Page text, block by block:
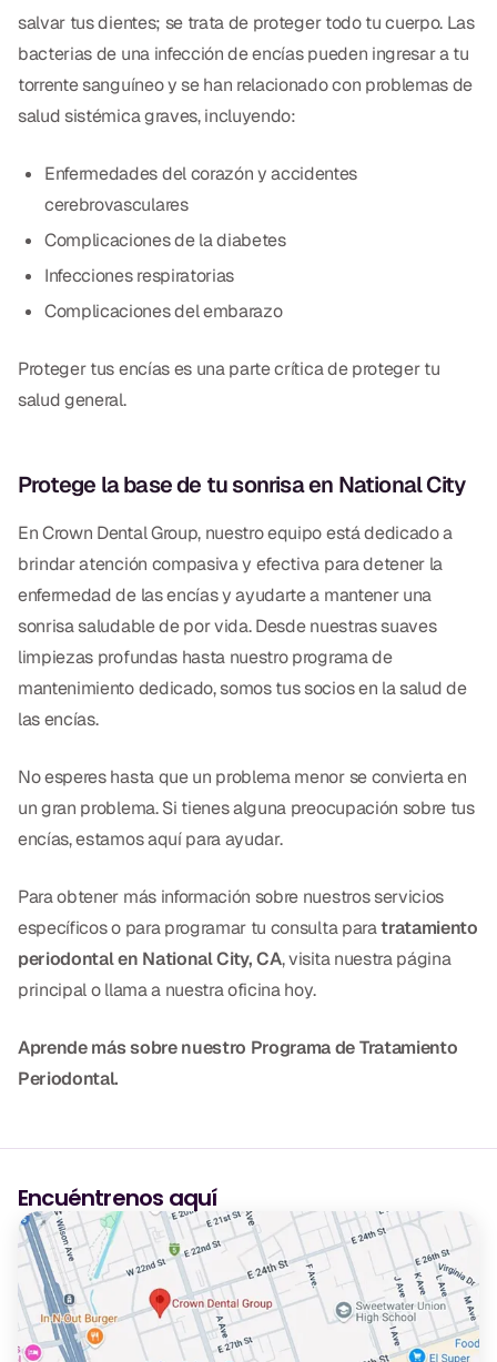
salvar tus dientes; se trata de proteger todo tu cuerpo. Las
bacterias de una infección de encías pueden ingresar a tu
torrente sanguíneo y se han relacionado con problemas de
salud sistémica graves, incluyendo:
Enfermedades del corazón y accidentes
cerebrovasculares
Complicaciones de la diabetes
Infecciones respiratorias
Complicaciones del embarazo
Proteger tus encías es una parte crítica de proteger tu
salud general.
Protege la base de tu sonrisa en National City
En Crown Dental Group, nuestro equipo está dedicado a
brindar atención compasiva y efectiva para detener la
enfermedad de las encías y ayudarte a mantener una
sonrisa saludable de por vida. Desde nuestras suaves
limpiezas profundas hasta nuestro programa de
mantenimiento dedicado, somos tus socios en la salud de
las encías.
No esperes hasta que un problema menor se convierta en
un gran problema. Si tienes alguna preocupación sobre tus
encías, estamos aquí para ayudar.
Para obtener más información sobre nuestros servicios
específicos o para programar tu consulta paratratamiento
periodontal en National City, CA, visita nuestra página
principal o llama a nuestra oficina hoy.
Aprende más sobre nuestro Programa de Tratamiento
Periodontal.
Encuéntrenos aquí